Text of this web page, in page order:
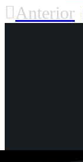
Anterior